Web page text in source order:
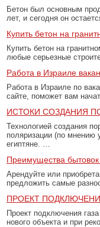
Бетон был основным
лет, и сегодня он
Купить бетон на
Купить бетон на
любые серьезные
Работа в Израиле
Работа в Израиле по
сайте, поможет вам
ИСТОКИ СОЗДАНИЯ
Технологией создания
поляризации (по
египтяне. …
Преимущества
Арендуйте или
предложить самые
ПРОЕКТ
Проект подключения
нового объекта и при